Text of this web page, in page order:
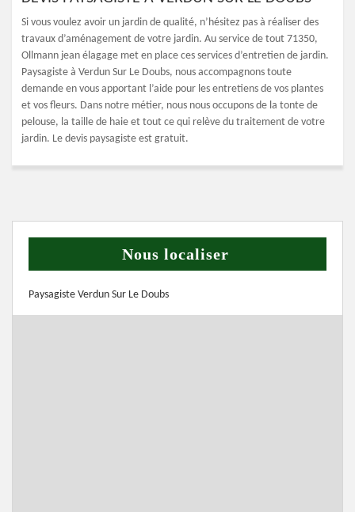
Si vous voulez avoir un jardin de qualité, n’hésitez pas à réaliser des
travaux d’aménagement de votre jardin. Au service de tout 71350,
Ollmann jean élagage met en place ces services d’entretien de jardin.
Paysagiste à Verdun Sur Le Doubs, nous accompagnons toute
demande en vous apportant l’aide pour les entretiens de vos plantes
et vos fleurs. Dans notre métier, nous nous occupons de la tonte de
pelouse, la taille de haie et tout ce qui relève du traitement de votre
jardin. Le devis paysagiste est gratuit.
Nous localiser
Paysagiste Verdun Sur Le Doubs